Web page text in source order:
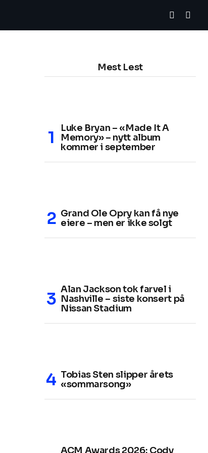
Mest Lest
Luke Bryan – «Made It A
Memory» – nytt album
kommer i september
Grand Ole Opry kan få nye
eiere – men er ikke solgt
Alan Jackson tok farvel i
Nashville – siste konsert på
Nissan Stadium
Tobias Sten slipper årets
«sommarsong»
ACM Awards 2026: Cody